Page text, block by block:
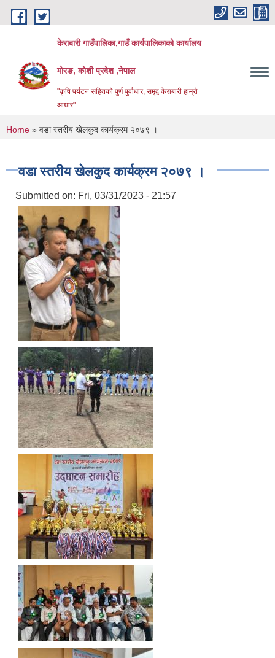
Skip to main content
केराबारी गाउँपालिका,गाउँ कार्यपालिकाको कार्यालय
मोरङ, कोशी प्रदेश ,नेपाल
"कृषि पर्यटन सहितको पुर्ण पुर्वाधार, समृद्व केराबारी हाम्रो
आधार"
You are here
Home » वडा स्तरीय खेलकुद कार्यक्रम २०७९ ।
वडा स्तरीय खेलकुद कार्यक्रम २०७९ ।
Submitted on: Fri, 03/31/2023 - 21:57